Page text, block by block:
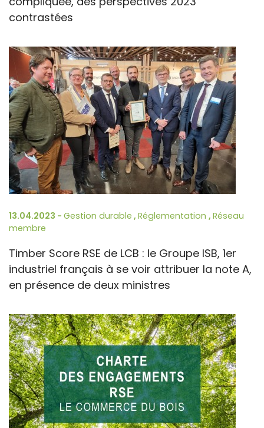
contrastées
13.04.2023 - Gestion durable , Réglementation , Réseau
membre
Timber Score RSE de LCB : le Groupe ISB, 1er
industriel français à se voir attribuer la note A,
en présence de deux ministres